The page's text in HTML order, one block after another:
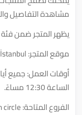
مشاهدة التفاصيل
يظهر المتجر ضمن
موقع المتجر: turkey İstanbul.
الساعة 12:30 مساءً.
الفروع المتاحة: 4th circle.